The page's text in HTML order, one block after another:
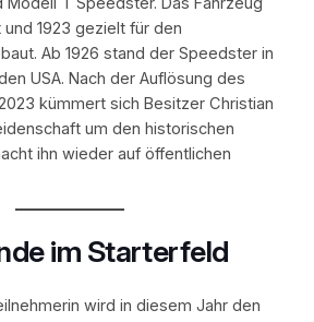
und 1923 gezielt für den
Ab 1926 stand der Speedster in
USA. Nach der Auflösung des
kümmert sich Besitzer Christian
um den historischen
ihn wieder auf öffentlichen
im Starterfeld
wird in diesem Jahr den